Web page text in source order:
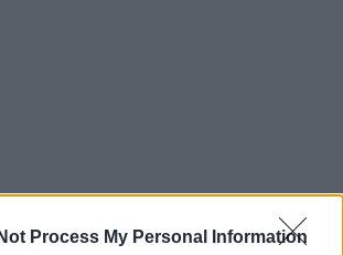
Process My Personal Information